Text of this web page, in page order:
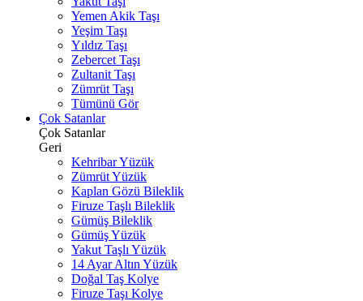
Yemen Akik Taşı
Yeşim Taşı
Yıldız Taşı
Zebercet Taşı
Zultanit Taşı
Zümrüt Taşı
Tümünü Gör
Çok Satanlar
Çok Satanlar
Geri
Kehribar Yüzük
Zümrüt Yüzük
Kaplan Gözü Bileklik
Firuze Taşlı Bileklik
Gümüş Bileklik
Gümüş Yüzük
Yakut Taşlı Yüzük
14 Ayar Altın Yüzük
Doğal Taş Kolye
Firuze Taşı Kolye